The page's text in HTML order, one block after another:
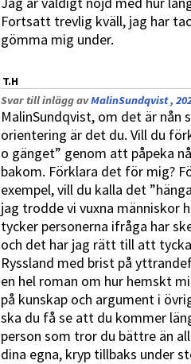
Fortsatt trevlig kväll, jag har
gömma mig under.
T.H
Svar till inlägg avMalinSundqvist ,
MalinSundqvist, om det är nån
orientering är det du. Vill du
o gänget” genom att påpeka
bakom. Förklara det för mig?
exempel, vill du kalla det
jag trodde vi vuxna människor
tycker personerna ifråga har
och det har jag rätt till att
Ryssland med brist på
en hel roman om hur hemskt
på kunskap och argument i
ska du få se att du kommer
person som tror du bättre än
dina egna, kryp tillbaks under